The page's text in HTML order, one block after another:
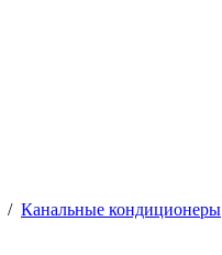
/ Канальные кондиционеры